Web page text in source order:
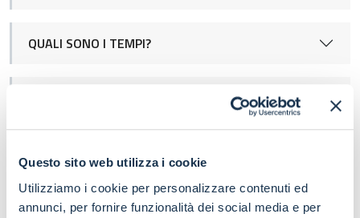
Questo sito web utilizza i cookie
Utilizziamo i cookie per personalizzare contenuti ed
annunci, per fornire funzionalità dei social media e per
QUALI SONO I TEMPI?
QUAL È L'IMPORTO MASSIMO DELL'ANTICIPO E IL
COSA SUCCEDE IN CASO DI DOMANDA DI
ESTINZIONE ANTICIPATA TFS/TFR?